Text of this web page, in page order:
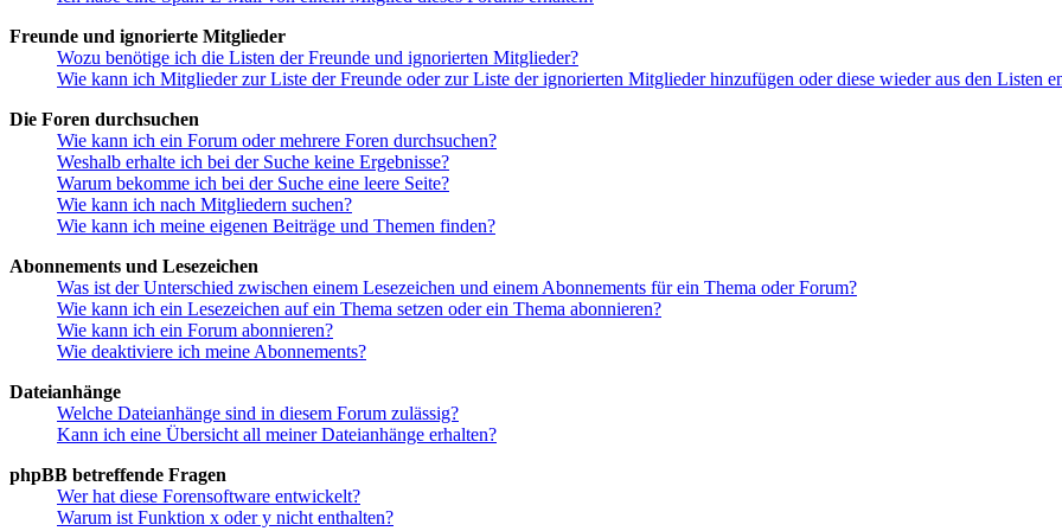
Freunde und ignorierte Mitglieder
Wozu benötige ich die Listen der Freunde und ignorierten Mitglieder?
Wie kann ich Mitglieder zur Liste der Freunde oder zur Liste der ignorierten Mitglieder hinzufügen oder diese wieder aus den Listen
Die Foren durchsuchen
Wie kann ich ein Forum oder mehrere Foren durchsuchen?
Weshalb erhalte ich bei der Suche keine Ergebnisse?
Warum bekomme ich bei der Suche eine leere Seite?
Wie kann ich nach Mitgliedern suchen?
Wie kann ich meine eigenen Beiträge und Themen finden?
Abonnements und Lesezeichen
Was ist der Unterschied zwischen einem Lesezeichen und einem Abonnements für ein Thema oder Forum?
Wie kann ich ein Lesezeichen auf ein Thema setzen oder ein Thema abonnieren?
Wie kann ich ein Forum abonnieren?
Wie deaktiviere ich meine Abonnements?
Dateianhänge
Welche Dateianhänge sind in diesem Forum zulässig?
Kann ich eine Übersicht all meiner Dateianhänge erhalten?
phpBB betreffende Fragen
Wer hat diese Forensoftware entwickelt?
Warum ist Funktion x oder y nicht enthalten?